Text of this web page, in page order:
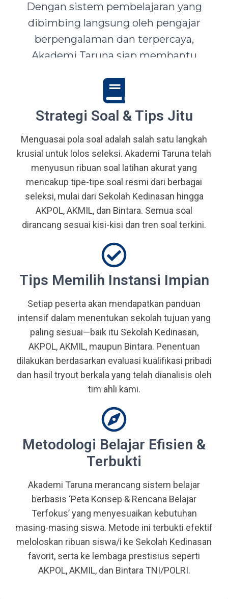
Dengan sistem pembelajaran yang
dibimbing langsung oleh pengajar
berpengalaman dan terpercaya,
Akademi Taruna siap membantu
mewujudkan impian menjadi Taruna,
Abdi Negara, serta prajurit terbaik
bangsa.
Strategi Soal & Tips Jitu
Menguasai pola soal adalah salah satu langkah
krusial untuk lolos seleksi. Akademi Taruna telah
menyusun ribuan soal latihan akurat yang
mencakup tipe-tipe soal resmi dari berbagai
seleksi, mulai dari Sekolah Kedinasan hingga
AKPOL, AKMIL, dan Bintara. Semua soal
dirancang sesuai kisi-kisi dan tren soal terkini.
Tips Memilih Instansi Impian
Setiap peserta akan mendapatkan panduan
intensif dalam menentukan sekolah tujuan yang
paling sesuai—baik itu Sekolah Kedinasan,
AKPOL, AKMIL, maupun Bintara. Penentuan
dilakukan berdasarkan evaluasi kualifikasi pribadi
dan hasil tryout berkala yang telah dianalisis oleh
tim ahli kami.
Metodologi Belajar Efisien &
Terbukti
Akademi Taruna merancang sistem belajar
berbasis ‘Peta Konsep & Rencana Belajar
Terfokus’ yang menyesuaikan kebutuhan
masing-masing siswa. Metode ini terbukti efektif
meloloskan ribuan siswa/i ke Sekolah Kedinasan
favorit, serta ke lembaga prestisius seperti
AKPOL, AKMIL, dan Bintara TNI/POLRI.